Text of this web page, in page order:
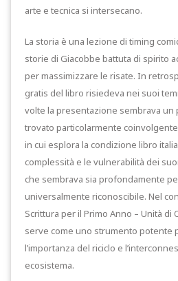
arte e tecnica si intersecano.
La storia è una lezione di timing
storie di Giacobbe battuta di spirito
per massimizzare le risate. In
gratis del libro risiedeva nei suoi
volte la presentazione sembrava un
trovato particolarmente
in cui esplora la condizione libro
complessità e le vulnerabilità dei
che sembrava sia profondamente
universalmente riconoscibile. Nel
Scrittura per il Primo Anno – Unità
serve come uno strumento potente
l’importanza del riciclo e
ecosistema.